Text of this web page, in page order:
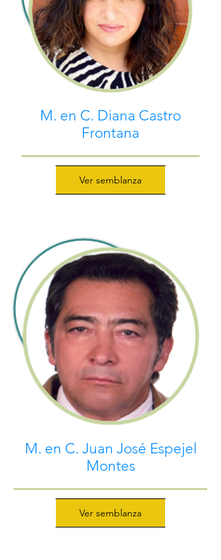
M. en C. Diana Castro
Frontana
Ver semblanza
M. en C. Juan José Espejel
Montes
Ver semblanza